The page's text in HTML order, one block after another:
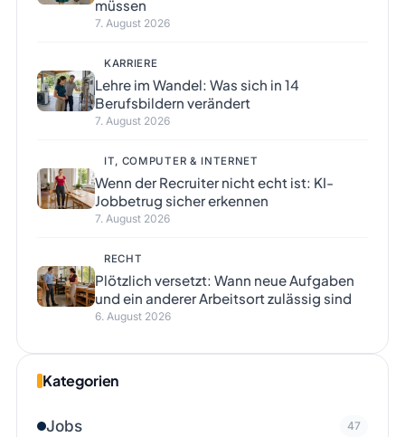
müssen
7. August 2026
KARRIERE
Lehre im Wandel: Was sich in 14
Berufsbildern verändert
7. August 2026
IT, COMPUTER & INTERNET
Wenn der Recruiter nicht echt ist: KI-
Jobbetrug sicher erkennen
7. August 2026
RECHT
Plötzlich versetzt: Wann neue Aufgaben
und ein anderer Arbeitsort zulässig sind
6. August 2026
Kategorien
Jobs 47